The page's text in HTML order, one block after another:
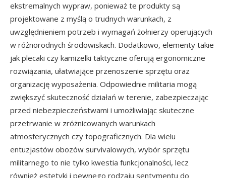
ekstremalnych wypraw, ponieważ te produkty są
projektowane z myślą o trudnych warunkach, z
uwzględnieniem potrzeb i wymagań żołnierzy operujących
w różnorodnych środowiskach. Dodatkowo, elementy takie
jak plecaki czy kamizelki taktyczne oferują ergonomiczne
rozwiązania, ułatwiające przenoszenie sprzętu oraz
organizację wyposażenia. Odpowiednie militaria mogą
zwiększyć skuteczność działań w terenie, zabezpieczając
przed niebezpieczeństwami i umożliwiając skuteczne
przetrwanie w zróżnicowanych warunkach
atmosferycznych czy topograficznych. Dla wielu
entuzjastów obozów survivalowych, wybór sprzętu
militarnego to nie tylko kwestia funkcjonalności, lecz
również estetyki i pewnego rodzaju sentymentu do